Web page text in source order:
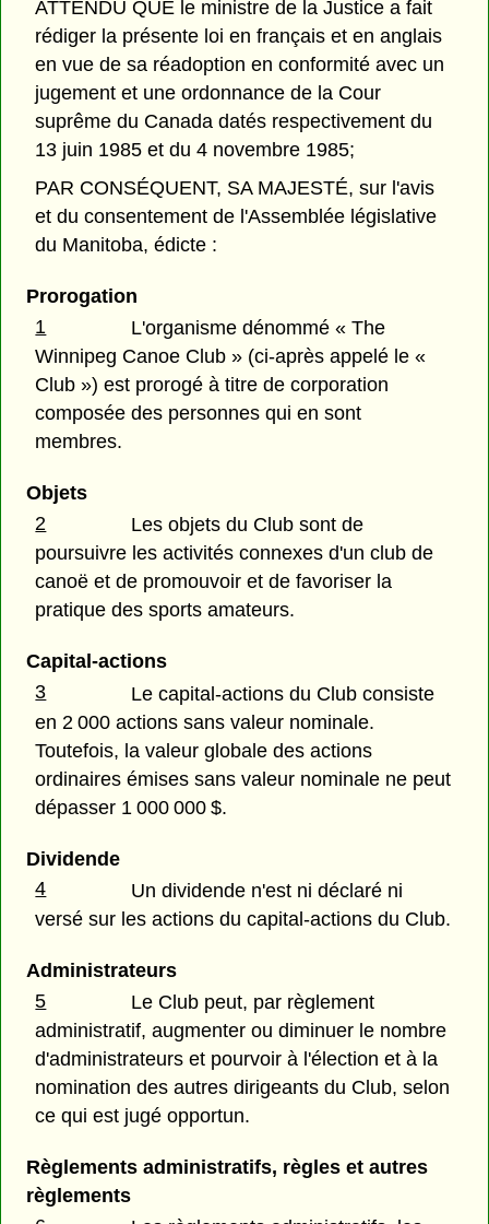
ATTENDU QUE le ministre de la Justice a fait
rédiger la présente loi en français et en anglais
en vue de sa réadoption en conformité avec un
jugement et une ordonnance de la Cour
suprême du Canada datés respectivement du
13 juin 1985 et du 4 novembre 1985;
PAR CONSÉQUENT, SA MAJESTÉ, sur l'avis
et du consentement de l'Assemblée législative
du Manitoba, édicte :
Prorogation
1
L'organisme dénommé « The
Winnipeg Canoe Club » (ci-après appelé le «
Club ») est prorogé à titre de corporation
composée des personnes qui en sont
membres.
Objets
2
Les objets du Club sont de
poursuivre les activités connexes d'un club de
canoë et de promouvoir et de favoriser la
pratique des sports amateurs.
Capital-actions
3
Le capital-actions du Club consiste
en 2 000 actions sans valeur nominale.
Toutefois, la valeur globale des actions
ordinaires émises sans valeur nominale ne peut
dépasser 1 000 000 $.
Dividende
4
Un dividende n'est ni déclaré ni
versé sur les actions du capital-actions du Club.
Administrateurs
5
Le Club peut, par règlement
administratif, augmenter ou diminuer le nombre
d'administrateurs et pourvoir à l'élection et à la
nomination des autres dirigeants du Club, selon
ce qui est jugé opportun.
Règlements administratifs, règles et autres
règlements